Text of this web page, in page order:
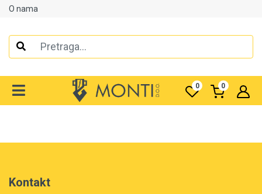
O nama
0 0
Alati
Grijanje i klimatizacija
Kontakt